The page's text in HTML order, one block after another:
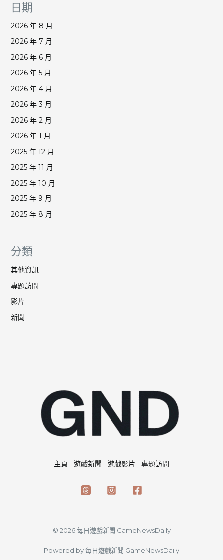
日期
2026 年 8 月
2026 年 7 月
2026 年 6 月
2026 年 5 月
2026 年 4 月
2026 年 3 月
2026 年 2 月
2026 年 1 月
2025 年 12 月
2025 年 11 月
2025 年 10 月
2025 年 9 月
2025 年 8 月
分類
其他資訊
專題訪問
影片
新聞
主頁 遊戲新聞 遊戲影片 專題訪問
© 2026 每日遊戲新聞 GameNewsDaily
Powered by 每日遊戲新聞 GameNewsDaily